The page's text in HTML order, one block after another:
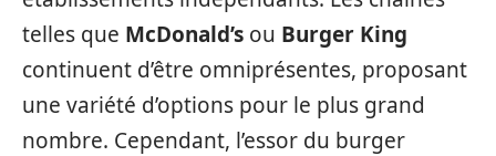
telles que McDonald’s ou Burger King
continuent d’être omniprésentes, proposant
une variété d’options pour le plus grand
nombre. Cependant, l’essor du burger